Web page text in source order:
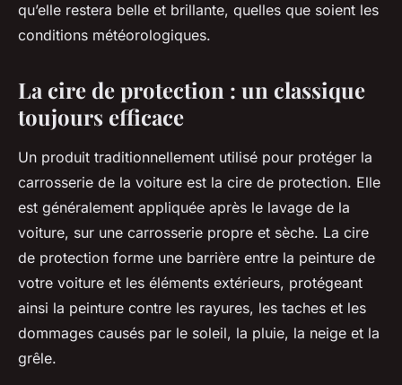
qu’elle restera belle et brillante, quelles que soient les
conditions météorologiques.
La cire de protection : un classique
toujours efficace
Un produit traditionnellement utilisé pour protéger la
carrosserie de la voiture est la cire de protection. Elle
est généralement appliquée après le lavage de la
voiture, sur une carrosserie propre et sèche. La cire
de protection forme une barrière entre la peinture de
votre voiture et les éléments extérieurs, protégeant
ainsi la peinture contre les rayures, les taches et les
dommages causés par le soleil, la pluie, la neige et la
grêle.